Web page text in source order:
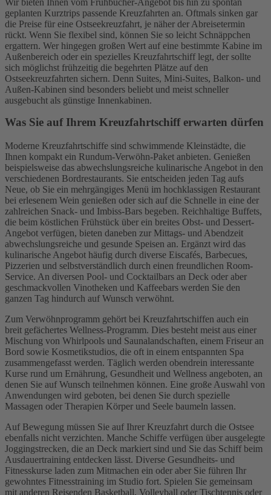
Wir bieten Ihnen vom Frühbucher-Angebot bis hin zu spontan
geplanten Kurztrips passende Kreuzfahrten an. Oftmals sinken gar
die Preise für eine Ostseekreuzfahrt, je näher der Abreisetermin
rückt. Wenn Sie flexibel sind, können Sie so leicht Schnäppchen
ergattern. Wer hingegen großen Wert auf eine bestimmte Kabine im
Außenbereich oder ein spezielles Kreuzfahrtschiff legt, der sollte
sich möglichst frühzeitig die begehrten Plätze auf den
Ostseekreuzfahrten sichern. Denn Suites, Mini-Suites, Balkon- und
Außen-Kabinen sind besonders beliebt und meist schneller
ausgebucht als günstige Innenkabinen.
Was Sie auf Ihrem Kreuzfahrtschiff erwarten dürfen
Moderne Kreuzfahrtschiffe sind schwimmende Kleinstädte, die
Ihnen kompakt ein Rundum-Verwöhn-Paket anbieten. Genießen
beispielsweise das abwechslungsreiche kulinarische Angebot in den
verschiedenen Bordrestaurants. Sie entscheiden jeden Tag aufs
Neue, ob Sie ein mehrgängiges Menü im hochklassigen Restaurant
bei erlesenem Wein genießen oder sich auf die Schnelle in eine der
zahlreichen Snack- und Imbiss-Bars begeben. Reichhaltige Buffets,
die beim köstlichen Frühstück über ein breites Obst- und Dessert-
Angebot verfügen, bieten daneben zur Mittags- und Abendzeit
abwechslungsreiche und gesunde Speisen an. Ergänzt wird das
kulinarische Angebot häufig durch diverse Eiscafés, Barbecues,
Pizzerien und selbstverständlich durch einen freundlichen Room-
Service. An diversen Pool- und Cocktailbars an Deck oder aber
geschmackvollen Vinotheken und Kaffeebars werden Sie den
ganzen Tag hindurch auf Wunsch verwöhnt.
Zum Verwöhnprogramm gehört bei Kreuzfahrtschiffen auch ein
breit gefächertes Wellness-Programm. Dies besteht meist aus einer
Mischung von Whirlpools und Saunalandschaften, einem Friseur an
Bord sowie Kosmetikstudios, die oft in einem entspannten Spa
zusammengefasst werden. Täglich werden obendrein interessante
Kurse rund um Ernährung, Gesundheit und Wellness angeboten, an
denen Sie auf Wunsch teilnehmen können. Eine große Auswahl von
Anwendungen wird geboten, bei denen Sie durch spezielle
Massagen oder Therapien Körper und Seele baumeln lassen.
Auf Bewegung müssen Sie auf Ihrer Kreuzfahrt durch die Ostsee
ebenfalls nicht verzichten. Manche Schiffe verfügen über ausgelegte
Joggingstrecken, die an Deck markiert sind und Sie das Schiff beim
Ausdauertraining entdecken lässt. Diverse Gesundheits- und
Fitnesskurse laden zum Mitmachen ein oder aber Sie führen Ihr
gewohntes Fitnesstraining im Studio fort. Spielen Sie gemeinsam
mit anderen Reisenden Basketball, Volleyball oder Tischtennis oder